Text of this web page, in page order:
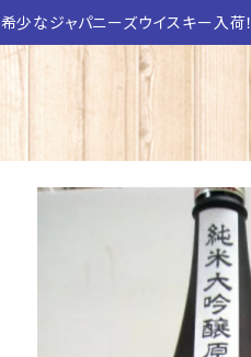
希少なジャパニーズウイスキー入荷！